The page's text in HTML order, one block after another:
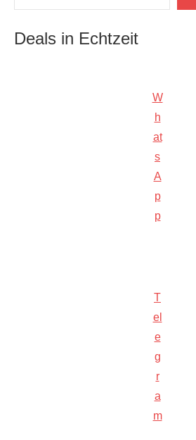
Deals in Echtzeit
W
h
at
s
A
p
p
T
el
e
g
r
a
m